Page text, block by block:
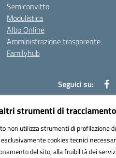
strumenti di tracciamento
non utilizza strumenti di profilazione
cookies tecnici
del sito, alla fruibilità dei servizi
Semiconvitto
Modulistica
Albo Online
Amministrazione trasparente
Familyhub
Seguici su: